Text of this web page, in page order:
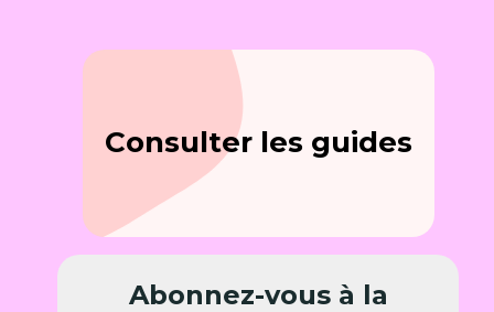
Consulter les guides
Abonnez-vous à la